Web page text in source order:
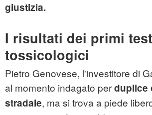
giustizia.
I risultati dei primi test
tossicologici
Pietro Genovese, l'investitore di
al momento indagato perduplice
stradale, ma si trova a piede